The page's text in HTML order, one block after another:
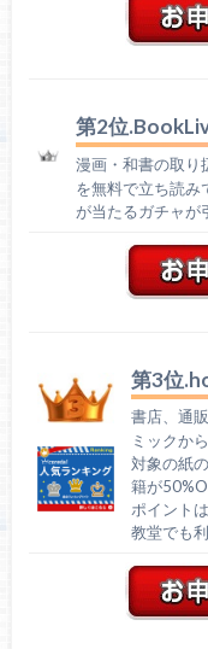
第2位
漫画・和書の取り
を無料で立ち読み
が当たるガチャが
第3位
書店、通
ミックか
対象の紙
籍が
ポイント
教堂でも利